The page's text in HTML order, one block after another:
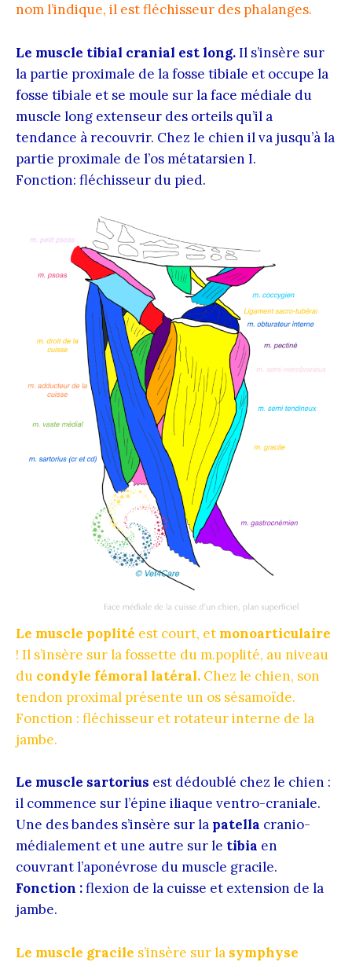
nom l’indique, il est fléchisseur des phalanges.
Le muscle tibial cranial est long.Il s’insère sur
la partie proximale de la fosse tibiale et occupe la
fosse tibiale et se moule sur la face médiale du
muscle long extenseur des orteils qu’il a
tendance à recouvrir. Chez le chien il va jusqu’à la
partie proximale de l’os métatarsien I.
Fonction: fléchisseur du pied.
Le muscle poplité est court, et monoarticulaire
! Il s’insère sur la fossette du m.poplité, au niveau
du condyle fémoral latéral. Chez le chien, son
tendon proximal présente un os sésamoïde.
Fonction : fléchisseur et rotateur interne de la
jambe.
Le muscle sartorius est dédoublé chez le chien :
il commence sur l’épine iliaque ventro-craniale.
Une des bandes s’insère sur la patella cranio-
médialement et une autre sur le tibia en
couvrant l’aponévrose du muscle gracile.
Fonction :flexion de la cuisse et extension de la
jambe.
Le muscle gracile s’insère sur la symphyse